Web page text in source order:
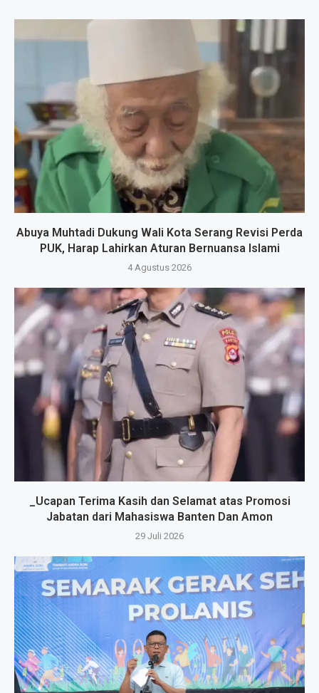
Abuya Muhtadi Dukung Wali Kota Serang Revisi Perda
PUK, Harap Lahirkan Aturan Bernuansa Islami
4 Agustus 2026
_Ucapan Terima Kasih dan Selamat atas Promosi
Jabatan dari Mahasiswa Banten Dan Amon
29 Juli 2026